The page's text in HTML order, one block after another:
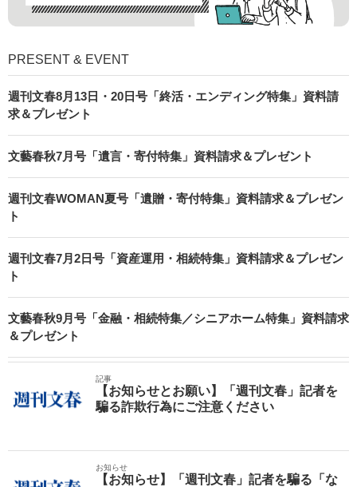
PRESENT & EVENT
週刊文春8月13日・20日号「終活・エンディング特集」資料請
求＆プレゼント
文藝春秋7月号「遺言・寄付特集」資料請求＆プレゼント
週刊文春WOMAN夏号「遺贈・寄付特集」資料請求＆プレゼン
ト
週刊文春7月2日号「資産運用・相続特集」資料請求＆プレゼン
ト
文藝春秋9月号「金融・相続特集／シニアホーム特集」資料請求
＆プレゼント
記事
【お知らせとお願い】「週刊文春」記者を
騙る詐欺行為にご注意ください
お知らせ
【お知らせ】「週刊文春」記者を騙る「な